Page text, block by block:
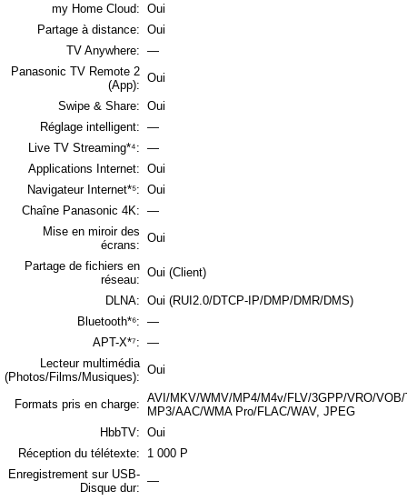
my Home Cloud: Oui
Partage à distance: Oui
TV Anywhere: —
Panasonic TV Remote 2
(App):
Oui
Swipe & Share: Oui
Réglage intelligent: —
Live TV Streaming*⁴: —
Applications Internet: Oui
Navigateur Internet*⁵: Oui
Chaîne Panasonic 4K: —
Mise en miroir des
écrans:
Oui
Partage de fichiers en
réseau:
Oui (Client)
DLNA: Oui (RUI2.0/DTCP-IP/DMP/DMR/DMS)
Bluetooth*⁶: —
APT-X*⁷: —
Lecteur multimédia
(Photos/Films/Musiques):
Oui
Formats pris en charge: AVI/MKV/WMV/MP4/M4v/FLV/3GPP/VRO/
MP3/AAC/WMA Pro/FLAC/WAV, JPEG
HbbTV: Oui
Réception du télétexte:
1 000 P
Enregistrement sur USB-
Disque dur:
—